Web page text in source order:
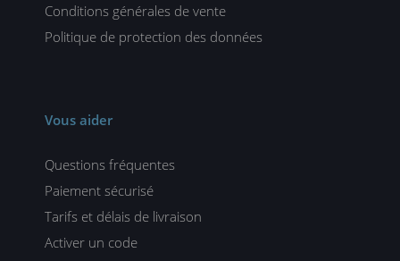
Conditions générales de vente
Politique de protection des données
Vous aider
Questions fréquentes
Paiement sécurisé
Tarifs et délais de livraison
Activer un code